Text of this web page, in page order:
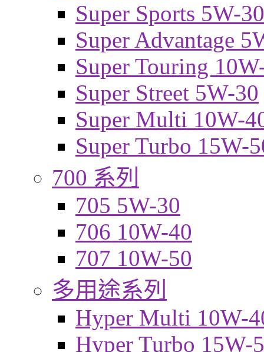
Super Sports 5W-30
Super Advantage
Super Touring
Super Street 5W-30
Super Multi 10W-
Super Turbo 15W-
700 系列
705 5W-30
706 10W-40
707 10W-50
多用途系列
Hyper Multi 10W-
Hyper Turbo 15W-